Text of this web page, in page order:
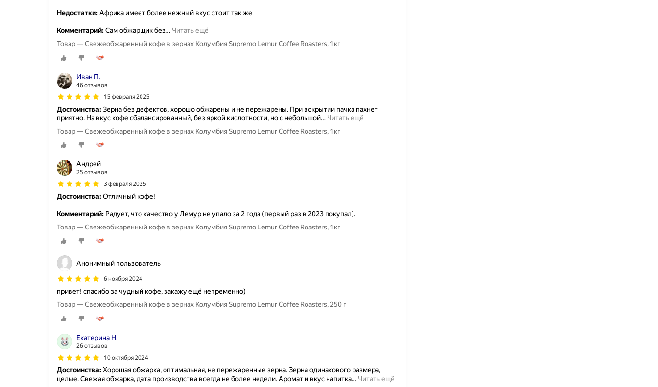
Недостатки:Африка имеет более нежный вкус стоит так же
Комментарий:Сам обжарщик без… Читать ещё
Товар — Свежеобжаренный кофе в зернах Колумбия Supremo Lemur Coffee Roasters, 1кг
Иван П.
46 отзывов
15 февраля 2025
Достоинства:Зерна без дефектов, хорошо обжарены и не пережарены. При вскрытии пачка пахнет
приятно. На вкус кофе сбалансированный, без яркой кислотности, но с небольшой… Читать ещё
Товар — Свежеобжаренный кофе в зернах Колумбия Supremo Lemur Coffee Roasters, 1кг
Андрей
25 отзывов
3 февраля 2025
Достоинства:Отличный кофе!
Комментарий: Радует, что качество у Лемур не упало за 2 года (первый раз в 2023 покупал).
Товар — Свежеобжаренный кофе в зернах Колумбия Supremo Lemur Coffee Roasters, 1кг
Анонимный пользователь
6 ноября 2024
привет! спасибо за чудный кофе, закажу ещё непременно)
Товар — Свежеобжаренный кофе в зернах Колумбия Supremo Lemur Coffee Roasters, 250 г
Екатерина Н.
26 отзывов
10 октября 2024
Достоинства:Хорошая обжарка, оптимальная, не пережаренные зерна. Зерна одинакового размера,
целые. Свежая обжарка, дата производства всегда не более недели. Аромат и вкус напитка… Читать ещё